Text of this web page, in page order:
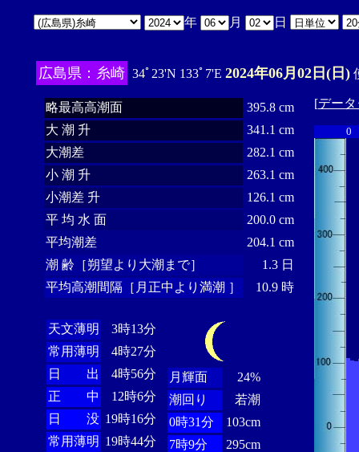
年 月 日
広島県：糸崎 34ﾟ23'N 133ﾟ7'E 2024年06月02日(日)
略最高高潮面
395.8 cm
大 潮 升
341.1 cm
大潮差
282.1 cm
小 潮 升
263.1 cm
小潮差 升
126.1 cm
平 均 水 面
200.0 cm
平均潮差
204.1 cm
潮 齢［朔望より大潮まで］
1.3 日
平均高潮間隔［月正中より満潮 ］
10.9 時
天文薄明
3時13分
常用薄明
4時27分
日 出
4時56分
正 中
12時6分
日 没 19時16分
常用薄明 19時44分
月輝面
24%
潮回り
若潮
0時31分
103cm
7時9分
295cm
[デー
0